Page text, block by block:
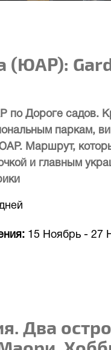
по Дороге садов.
паркам,
Маршрут,
и главным
15 Ноябрь - 27
Два